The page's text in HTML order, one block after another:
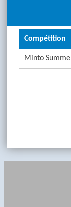
Compétition
Minto